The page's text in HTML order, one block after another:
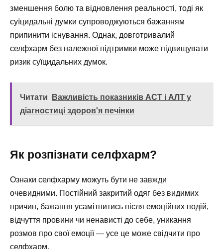
зменшення болю та відновлення реальності, тоді як
суїцидальні думки супроводжуються бажанням
припинити існування. Однак, довготривалий
селфхарм без належної підтримки може підвищувати
ризик суїцидальних думок.
Читати
Важливість показників АСТ і АЛТ у
діагностиці здоров'я печінки
Як розпізнати селфхарм?
Ознаки селфхарму можуть бути не завжди
очевидними. Постійний закритий одяг без видимих
причин, бажання усамітнитись після емоційних подій,
відчуття провини чи ненависті до себе, уникання
розмов про свої емоції — усе це може свідчити про
селфхарм.